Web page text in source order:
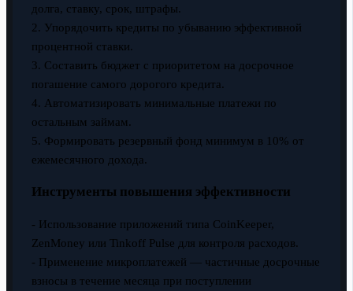
долга, ставку, срок, штрафы.
2. Упорядочить кредиты по убыванию эффективной
процентной ставки.
3. Составить бюджет с приоритетом на досрочное
погашение самого дорогого кредита.
4. Автоматизировать минимальные платежи по
остальным займам.
5. Формировать резервный фонд минимум в 10% от
ежемесячного дохода.
Инструменты повышения эффективности
- Использование приложений типа CoinKeeper,
ZenMoney или Tinkoff Pulse для контроля расходов.
- Применение микроплатежей — частичные досрочные
взносы в течение месяца при поступлении